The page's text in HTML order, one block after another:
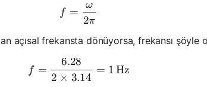
f = \frac{\omega}{2 \pi}
f =
2π
ω
açısal frekansta dönüyorsa, frekansı şöyle
f = \frac{6.28}{2 \times
f =
2 × 3.14
6.28
= 1 Hz